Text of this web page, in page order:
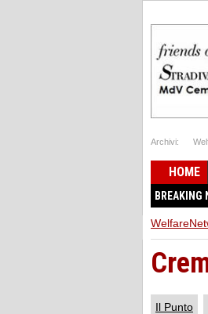
Archivi:
HOME
BREAKING
Il Punto